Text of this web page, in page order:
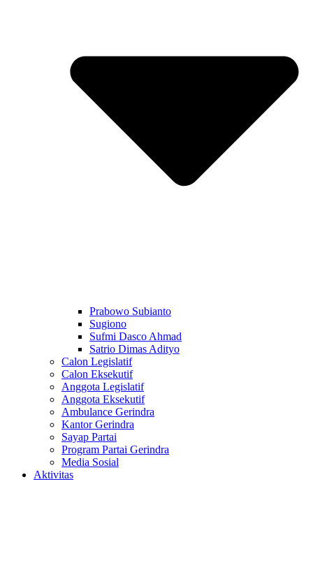
Prabowo Subianto
Sugiono
Sufmi Dasco Ahmad
Satrio Dimas Adityo
Calon Legislatif
Calon Eksekutif
Anggota Legislatif
Anggota Eksekutif
Ambulance Gerindra
Kantor Gerindra
Sayap Partai
Program Partai Gerindra
Media Sosial
Aktivitas